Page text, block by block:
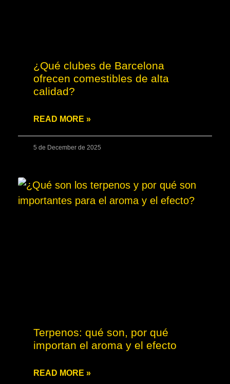
¿Qué clubes de Barcelona
ofrecen comestibles de alta
calidad?
READ MORE »
5 de December de 2025
Terpenos: qué son, por qué
importan el aroma y el efecto
READ MORE »